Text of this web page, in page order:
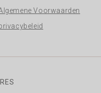
Voorwaarden